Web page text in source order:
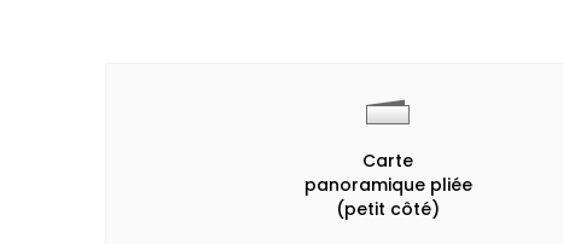
Carte
panoramique pliée
(petit côté)